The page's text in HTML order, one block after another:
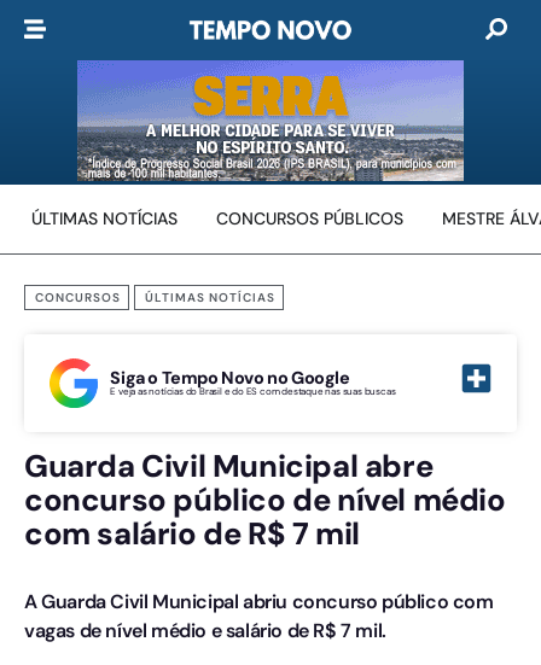
ÚLTIMAS NOTÍCIAS CONCURSOS PÚBLICOS MESTRE
CONCURSOS ÚLTIMAS NOTÍCIAS
Siga o Tempo Novo no Google
E veja as notícias do Brasil e do ES com destaque nas suas buscas
Guarda Civil Municipal abre
concurso público de nível médio
com salário de R$ 7 mil
A Guarda Civil Municipal abriu concurso público com
vagas de nível médio e salário de R$ 7 mil.